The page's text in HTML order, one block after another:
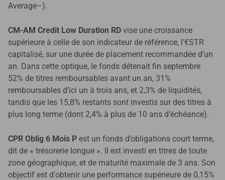
Average–).
CM-AM Credit Low Duration RD vise une croissance
supérieure à celle de son indicateur de référence, l’€STR
capitalisé, sur une durée de placement recommandée d’un
an. Dans cette optique, le fonds détenait fin septembre
52% de titres remboursables avant un an, 31%
remboursables d’ici un à trois ans, et 2,3% de liquidités,
tandis que les 15,8% restants sont investis sur des titres à
plus long terme (dont 2,4% à plus de 10 ans d’échéance).
CPR Oblig 6 Mois P est un fonds d’obligations court terme,
dit de « trésorerie longue ». Il est investi en titres de toute
zone géographique, et de maturité maximale de 3 ans. Son
objectif est d'obtenir une performance supérieure de 0,15%